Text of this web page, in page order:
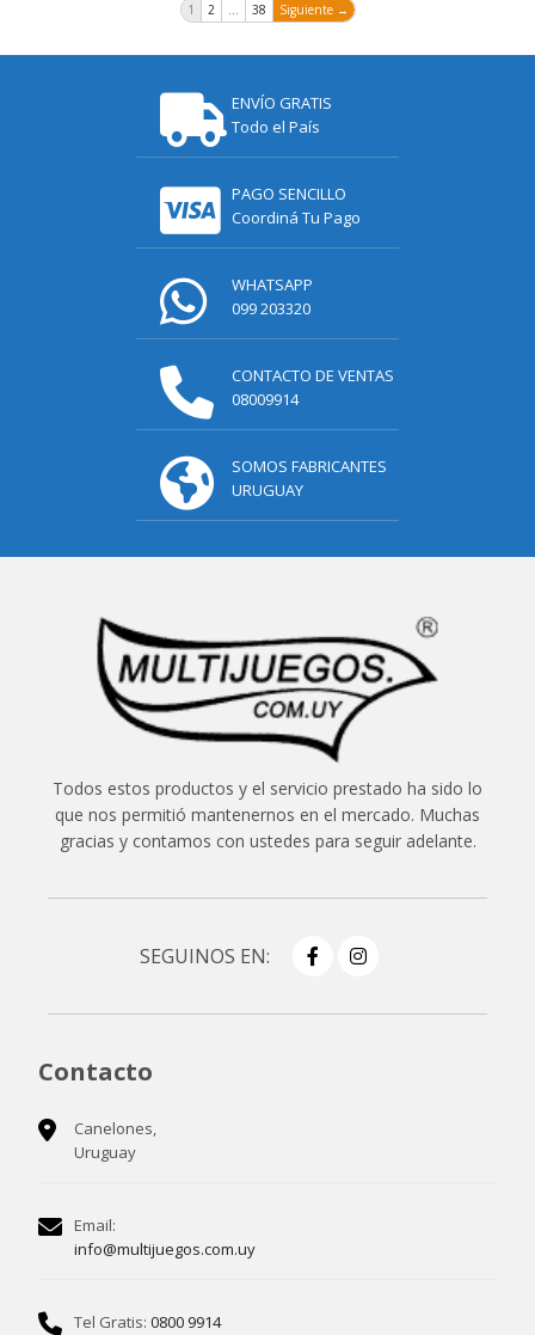
1 2 … 38 Siguiente →
ENVÍO GRATIS
Todo el País
PAGO SENCILLO
Coordiná Tu Pago
WHATSAPP
099 203320
CONTACTO DE VENTAS
08009914
SOMOS FABRICANTES
URUGUAY
Todos estos productos y el servicio prestado ha sido lo
que nos permitió mantenernos en el mercado. Muchas
gracias y contamos con ustedes para seguir adelante.
SEGUINOS EN:
Contacto
Canelones,
Uruguay
Email:
info@multijuegos.com.uy
Tel Gratis: 0800 9914